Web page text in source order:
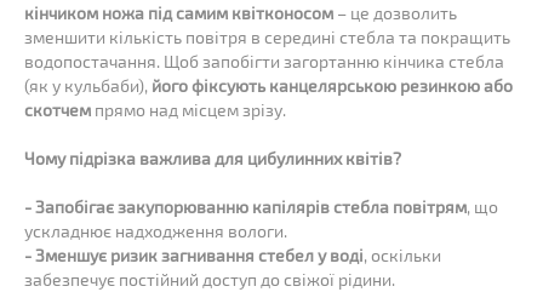
кінчиком ножа під самим квітконосом – це дозволить
зменшити кількість повітря в середині стебла та покращить
водопостачання. Щоб запобігти загортанню кінчика стебла
(як у кульбаби), його фіксують канцелярською резинкою або
скотчем прямо над місцем зрізу.
Чому підрізка важлива для цибулинних квітів?
- Запобігає закупорюванню капілярів стебла повітрям, що
ускладнює надходження вологи.
- Зменшує ризик загнивання стебел у воді, оскільки
забезпечує постійний доступ до свіжої рідини.